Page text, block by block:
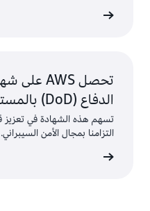
الدفاع (DoD) بالمستوى 2
التزامنا بمجال الأمن السيبراني.